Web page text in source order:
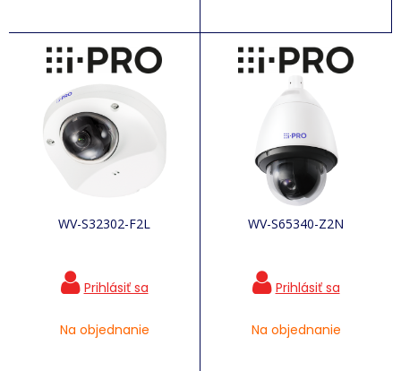
WV-S32302-F2L
Na objednanie
WV-S65340-Z2N
Na objednanie